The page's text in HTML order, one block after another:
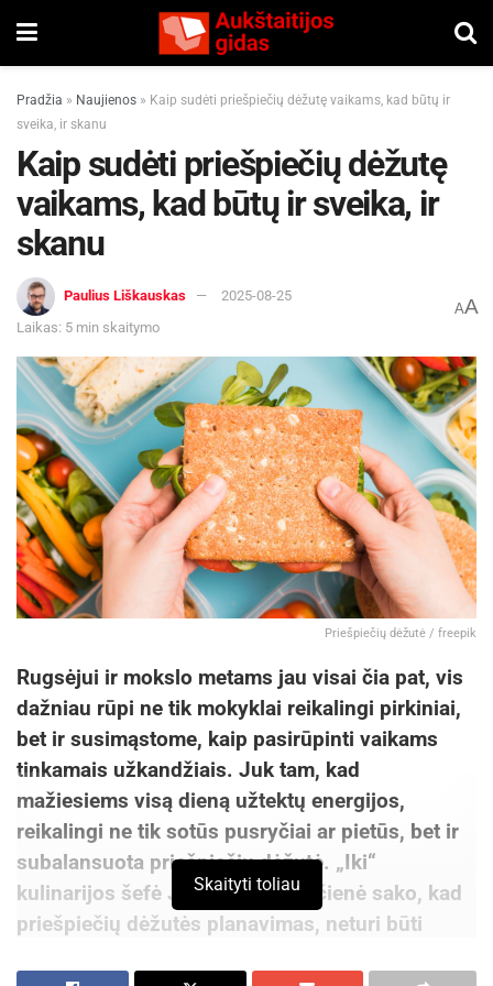
Pradžia » Naujienos » Kaip sudėti priešpiečių dėžutę vaikams, kad būtų ir
sveika, ir skanu
Kaip sudėti priešpiečių dėžutę
vaikams, kad būtų ir sveika, ir
skanu
Paulius Liškauskas
2025-08-25
Laikas: 5 min skaitymo
AA
Priešpiečių dėžutė / freepik
Rugsėjui ir mokslo metams jau visai čia pat, vis
dažniau rūpi ne tik mokyklai reikalingi pirkiniai,
bet ir susimąstome, kaip pasirūpinti vaikams
tinkamais užkandžiais. Juk tam, kad
mažiesiems visą dieną užtektų energijos,
reikalingi ne tik sotūs pusryčiai ar pietūs, bet ir
subalansuota priešpiečių dėžutė. „Iki“
kulinarijos šefė Jolita Tamoševičienė sako, kad
priešpiečių dėžutės planavimas, neturi būti
Skaityti toliau